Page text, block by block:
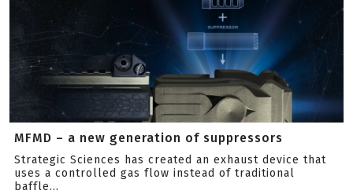
MFMD – a new generation of suppressors
Strategic Sciences has created an exhaust device that
uses a controlled gas flow instead of traditional
baffle...